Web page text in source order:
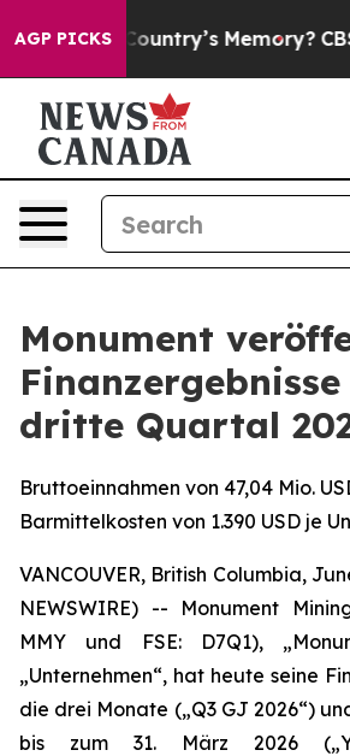
AGP PICKS
Memory? CBS News
Monument
dritte Quartal
Bruttoeinnahmen von 47,04 Mio.
Barmittelkosten von 1.390 USD je
VANCOUVER, British Columbia,
NEWSWIRE) -- Monument
MMY und FSE: D7Q1),
„Unternehmen“, hat heute seine
die drei Monate („Q3 GJ 2026“)
bis zum 31. März 2026